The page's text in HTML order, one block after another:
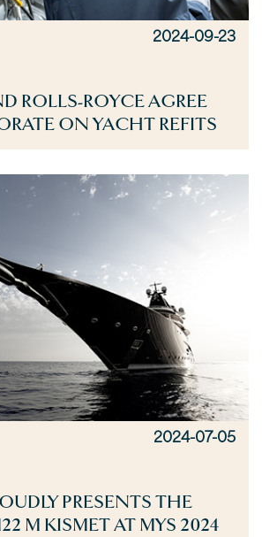
2024-09-23
ROLLS-ROYCE AGREE
ON YACHT REFITS
2024-07-05
PRESENTS THE
M KISMET AT MYS 2024